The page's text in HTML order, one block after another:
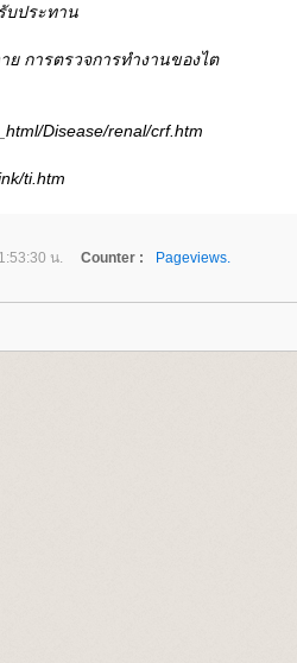
บประทาน
ย การตรวจการทำงานของไต
Disease/renal/crf.htm
ti.htm
น. Counter :
Pageviews.